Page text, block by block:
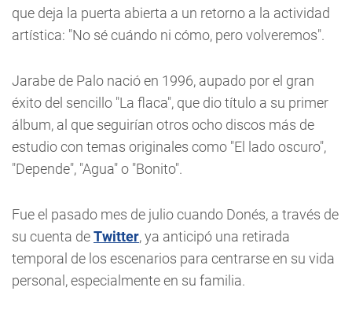
que deja la puerta abierta a un retorno a la actividad
artística: "No sé cuándo ni cómo, pero volveremos".
Jarabe de Palo nació en 1996, aupado por el gran
éxito del sencillo "La flaca", que dio título a su primer
álbum, al que seguirían otros ocho discos más de
estudio con temas originales como "El lado oscuro",
"Depende", "Agua" o "Bonito".
Fue el pasado mes de julio cuando Donés, a través de
su cuenta deTwitter, ya anticipó una retirada
temporal de los escenarios para centrarse en su vida
personal, especialmente en su familia.